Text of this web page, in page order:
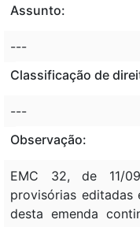
Assunto:
---
Classificação de
---
Observação:
EMC 32, de 11/
provisórias
desta emenda